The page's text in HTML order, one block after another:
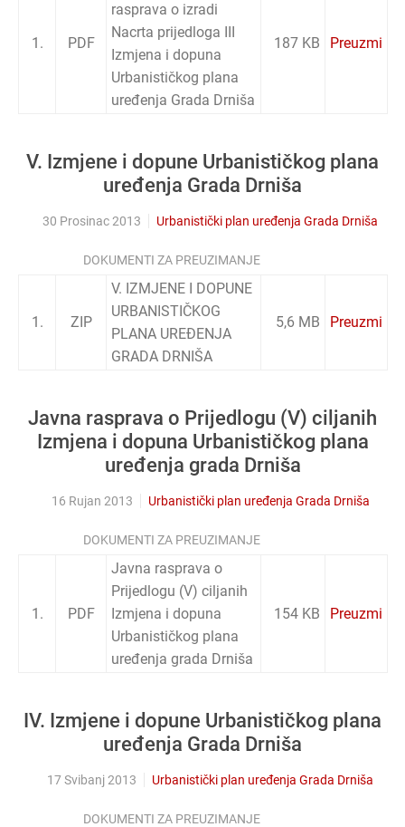
1. PDF
rasprava o izradi
Nacrta prijedloga III
Izmjena i dopuna
Urbanističkog plana
uređenja Grada Drniša
187 KB Preuzmi
V. Izmjene i dopune Urbanističkog plana
uređenja Grada Drniša
30 Prosinac 2013 Urbanistički plan uređenja Grada Drniša
DOKUMENTI ZA PREUZIMANJE
1. ZIP
V. IZMJENE I DOPUNE
URBANISTIČKOG
PLANA UREĐENJA
GRADA DRNIŠA
5,6 MB Preuzmi
Javna rasprava o Prijedlogu (V) ciljanih
Izmjena i dopuna Urbanističkog plana
uređenja grada Drniša
16 Rujan 2013 Urbanistički plan uređenja Grada Drniša
DOKUMENTI ZA PREUZIMANJE
1. PDF
Javna rasprava o
Prijedlogu (V) ciljanih
Izmjena i dopuna
Urbanističkog plana
uređenja grada Drniša
154 KB Preuzmi
IV. Izmjene i dopune Urbanističkog plana
uređenja Grada Drniša
17 Svibanj 2013 Urbanistički plan uređenja Grada Drniša
DOKUMENTI ZA PREUZIMANJE